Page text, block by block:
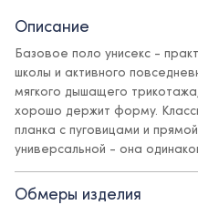
Описание
Базовое поло унисекс -
школы и активного
мягкого дышащего
хорошо держит форму.
планка с пуговицами и
универсальной - она
девочкам, и мальчикам.
юбками, пиджаками.
Обмеры изделия